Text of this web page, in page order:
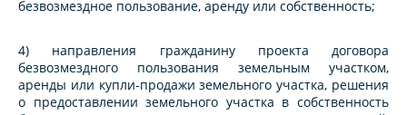
безвозмездное пользование, аренду или собственность;
4) направления гражданину проекта договора
безвозмездного пользования земельным участком,
аренды или купли-продажи земельного участка, решения
о предоставлении земельного участка в собственность